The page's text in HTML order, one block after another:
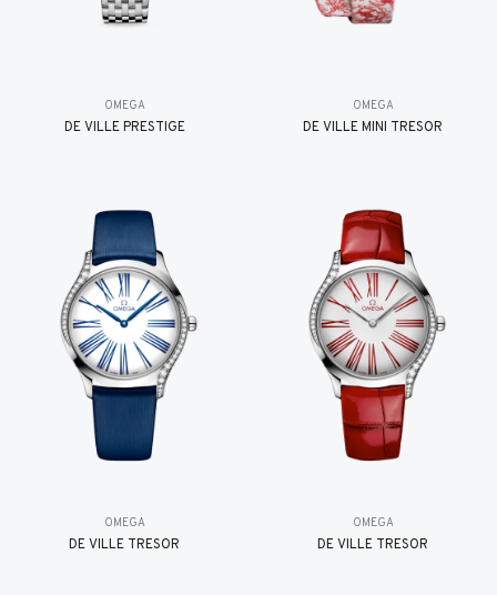
OMEGA
DE VILLE PRESTIGE
OMEGA
DE VILLE MINI TRÉSOR
OMEGA
DE VILLE TRESOR
OMEGA
DE VILLE TRESOR